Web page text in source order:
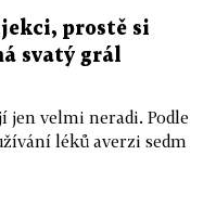
prostě si
svatý grál
jen velmi neradi. Podle
léků averzi sedm